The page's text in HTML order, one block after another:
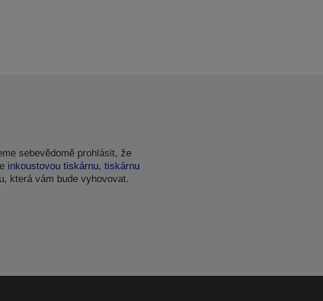
sebevědomě prohlásit, že
inkoustovou tiskárnu, tiskárnu
která vám bude vyhovovat.